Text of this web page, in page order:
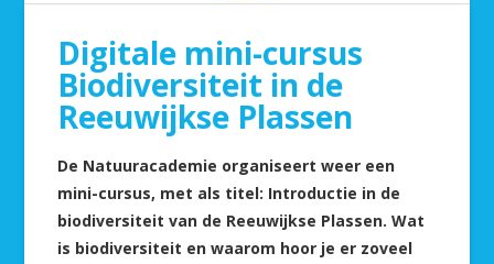
Digitale mini-cursus
Biodiversiteit in de
Reeuwijkse Plassen
De Natuuracademie organiseert weer een
mini-cursus, met als titel: Introductie in de
biodiversiteit van de Reeuwijkse Plassen. Wat
is biodiversiteit en waarom hoor je er zoveel